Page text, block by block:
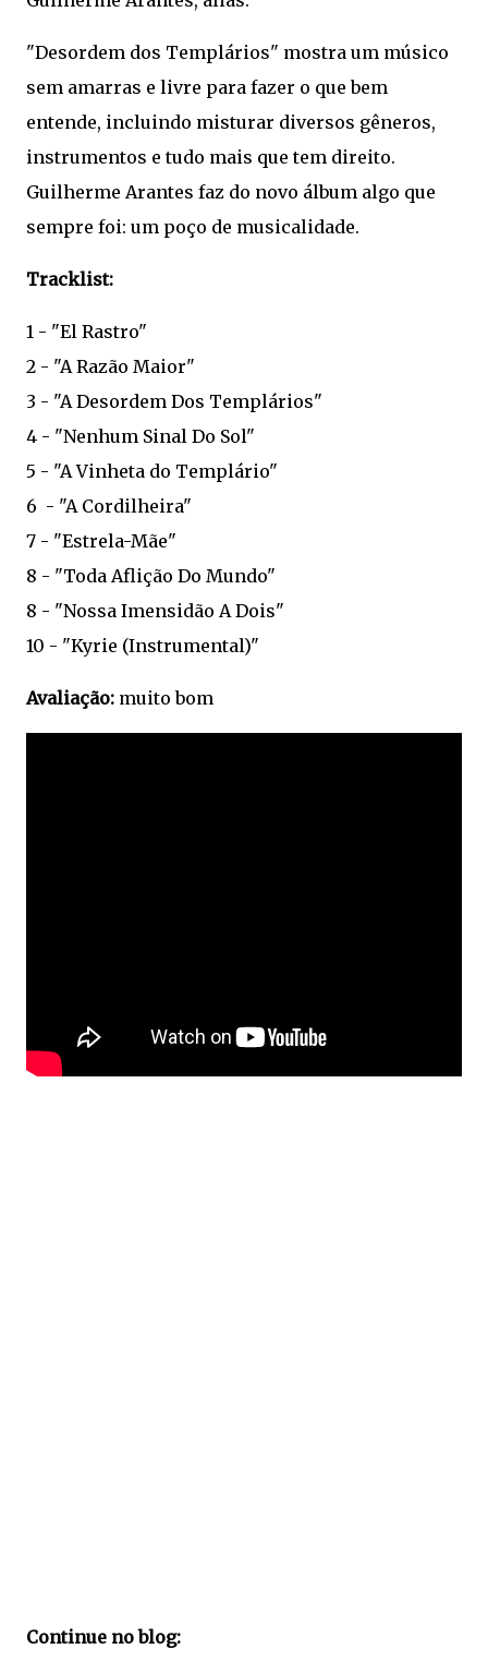
"Desordem dos Templários" mostra um músico
sem amarras e livre para fazer o que bem
entende, incluindo misturar diversos gêneros,
instrumentos e tudo mais que tem direito.
Guilherme Arantes faz do novo álbum algo que
sempre foi: um poço de musicalidade.
Tracklist:
1 - "El Rastro"
2 - "A Razão Maior"
3 - "A Desordem Dos Templários"
4 - "Nenhum Sinal Do Sol"
5 - "A Vinheta do Templário"
6 - "A Cordilheira"
7 - "Estrela-Mãe"
8 - "Toda Aflição Do Mundo"
8 - "Nossa Imensidão A Dois"
10 - "Kyrie (Instrumental)"
Avaliação: muito bom
Continue no blog: